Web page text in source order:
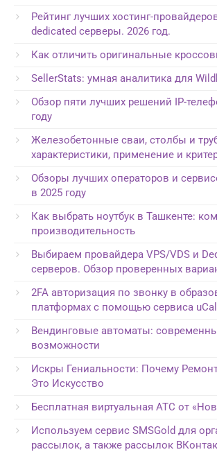
Рейтинг лучших хостинг-
dedicated серверы. 2026 год.
Как отличить оригинальные
SellerStats: умная аналитика для
Обзор пяти лучших решений IP-
году
Железобетонные сваи, столбы и
характеристики, применение и
Обзоры лучших операторов и
в 2025 году
Как выбрать ноутбук в Ташкенте:
производительность
Выбираем провайдера VPS/VDS и
серверов. Обзор проверенных
2FA авторизация по звонку в
платформах с помощью сервиса
Вендинговые автоматы:
возможности
Искры Гениальности: Почему
Это Искусство
Бесплатная виртуальная АТС от
Используем сервис SMSGold для
рассылок, а также рассылок